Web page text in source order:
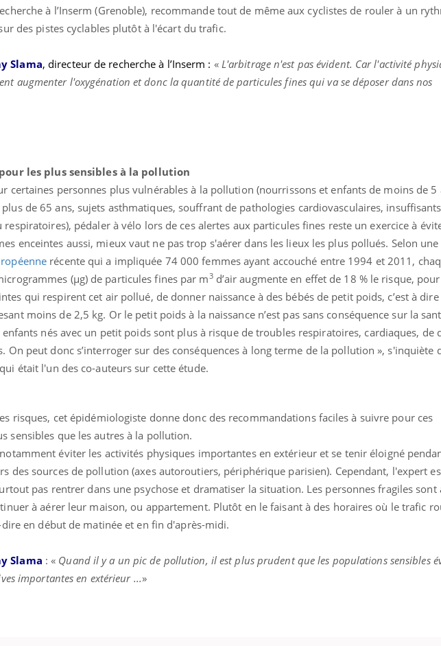
à l’Inserm (Grenoble), recommande tout de même aux cyclistes de rouler à un
des pistes cyclables plutôt à l'écart du trafic.
Slama, directeur de recherche à l’Inserm : « L'arbitrage n'est pas évident. Car l'activité
augmenter l'oxygénation et donc la quantité de particules fines qui va se déposer dans nos
les plus sensibles à la pollution
certaines personnes plus vulnérables à la pollution (nourrissons et enfants de moins de 5
de 65 ans, sujets asthmatiques, souffrant de pathologies cardiovasculaires, insuffisants
respiratoires), pédaler à vélo lors de ces alertes aux particules fines reste un exercice à
enceintes aussi, mieux vaut ne pas trop s'aérer dans les lieux les plus pollués. Selon une
récente qui a impliquée 74 000 femmes ayant accouché entre 1994 et 2011,
(µg) de particules fines par m3d’air augmente en effet de 18 % le risque,
qui respirent cet air pollué, de donner naissance à des bébés de petit poids, c’est à dire
moins de 2,5 kg. Or le petit poids à la naissance n’est pas sans conséquence sur la
enfants nés avec un petit poids sont plus à risque de troubles respiratoires, cardiaques, de
On peut donc s’interroger sur des conséquences à long terme de la pollution », s'inquiète
était l'un des co-auteurs sur cette étude.
risques, cet épidémiologiste donne donc des recommandations faciles à suivre pour ces
sensibles que les autres à la pollution.
éviter les activités physiques importantes en extérieur et se tenir éloigné
des sources de pollution (axes autoroutiers, périphérique parisien). Cependant, l'expert
pas rentrer dans une psychose et dramatiser la situation. Les personnes fragiles sont
à aérer leur maison, ou appartement. Plutôt en le faisant à des horaires où le trafic
dire en début de matinée et en fin d'après-midi.
Slama : « Quand il y a un pic de pollution, il est plus prudent que les populations sensibles
importantes en extérieur ...»